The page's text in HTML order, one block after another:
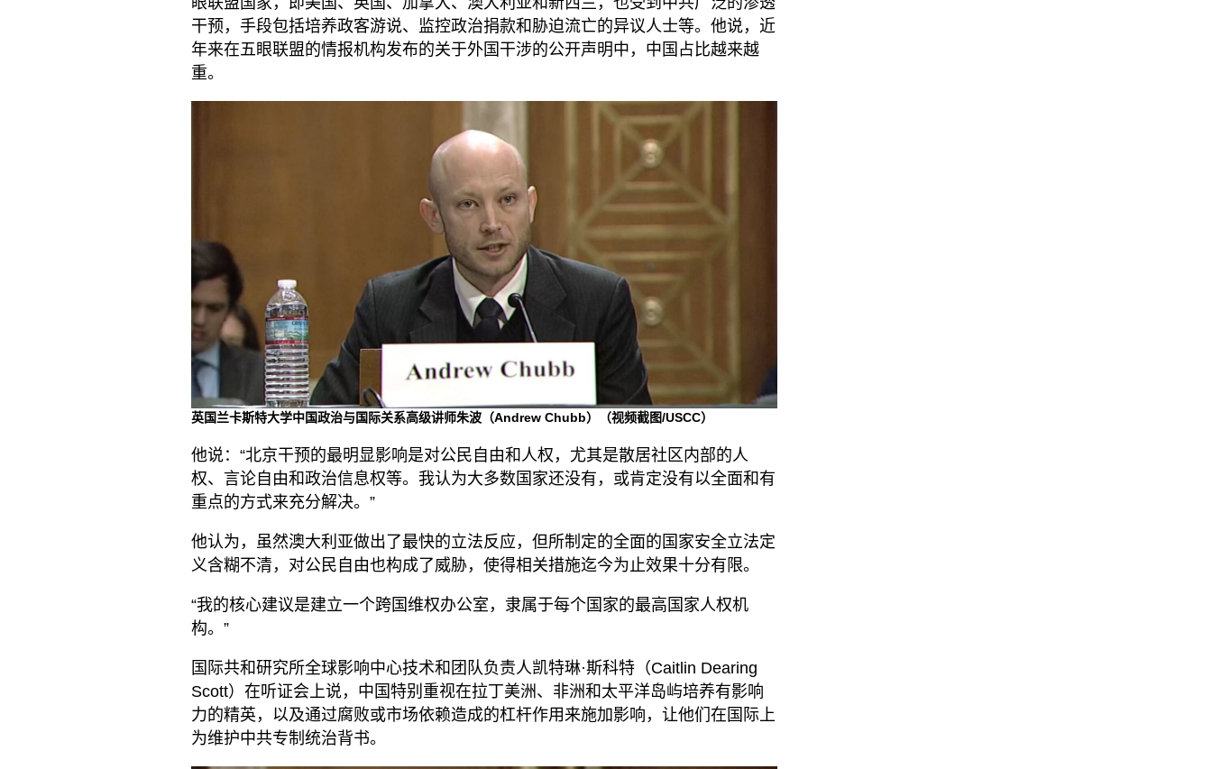
干预，手段包括培养政客游说、监控政治捐款和胁迫流亡的异议人士等。他说，近
年来在五眼联盟的情报机构发布的关于外国干涉的公开声明中，中国占比越来越
重。
英国兰卡斯特大学中国政治与国际关系高级讲师朱波（Andrew Chubb）（视频截图/USCC）
他说：“北京干预的最明显影响是对公民自由和人权，尤其是散居社区内部的人
权、言论自由和政治信息权等。我认为大多数国家还没有，或肯定没有以全面和有
重点的方式来充分解决。”
他认为，虽然澳大利亚做出了最快的立法反应，但所制定的全面的国家安全立法定
义含糊不清，对公民自由也构成了威胁，使得相关措施迄今为止效果十分有限。
“我的核心建议是建立一个跨国维权办公室，隶属于每个国家的最高国家人权机
构。”
国际共和研究所全球影响中心技术和团队负责人凯特琳·斯科特（Caitlin Dearing
Scott）在听证会上说，中国特别重视在拉丁美洲、非洲和太平洋岛屿培养有影响
力的精英，以及通过腐败或市场依赖造成的杠杆作用来施加影响，让他们在国际上
为维护中共专制统治背书。